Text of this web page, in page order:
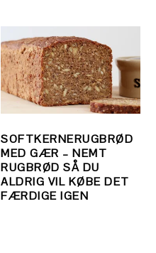
SOFTKERNERUGBRØD
MED GÆR – NEMT
RUGBRØD SÅ DU
ALDRIG VIL KØBE DET
FÆRDIGE IGEN